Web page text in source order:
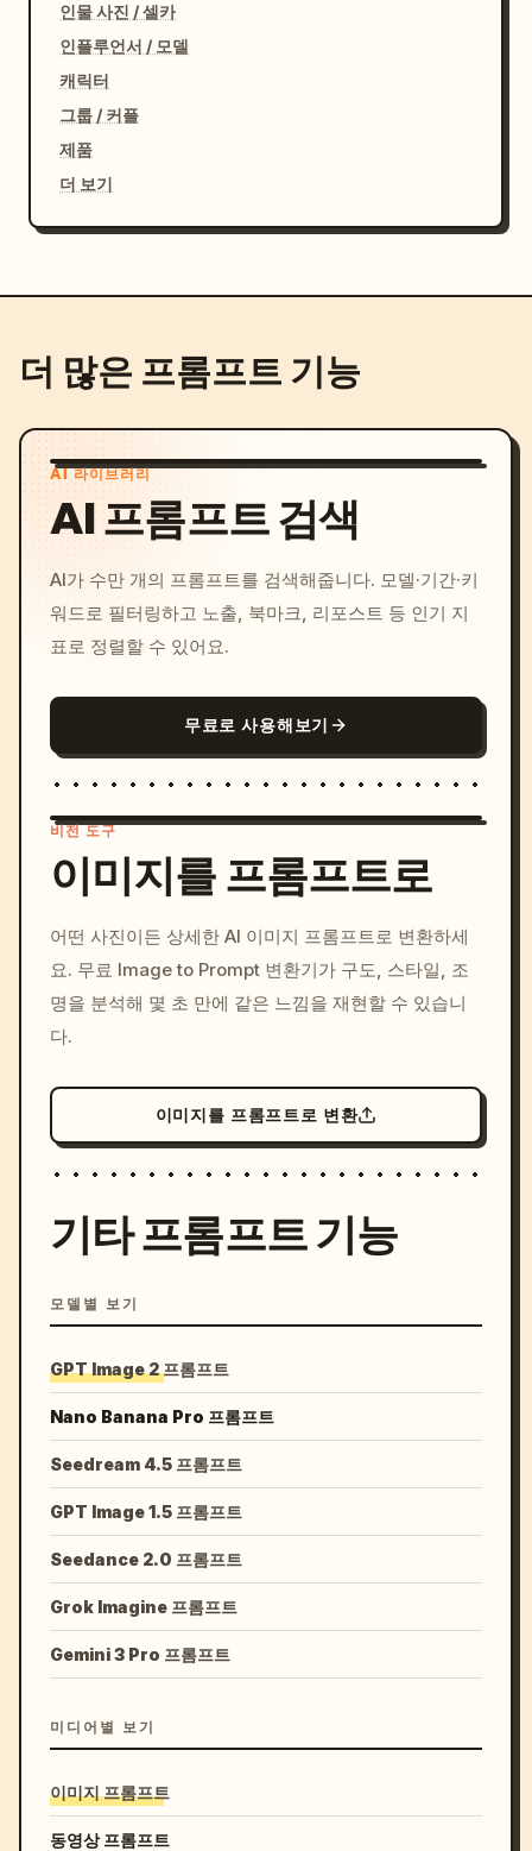
인물 사진 / 셀카
인플루언서 / 모델
캐릭터
그룹 / 커플
제품
더 보기
더 많은 프롬프트 기능
AI 라이브러리
AI 프롬프트 검색
AI가 수만 개의 프롬프트를 검색해줍니다. 모델·기간·키
워드로 필터링하고 노출, 북마크, 리포스트 등 인기 지
표로 정렬할 수 있어요.
무료로 사용해보기
c, cyberpunk sunset, neon
colors, 8k --v 6.0
비전 도구
이미지를 프롬프트로
어떤 사진이든 상세한 AI 이미지 프롬프트로 변환하세
요. 무료 Image to Prompt 변환기가 구도, 스타일, 조
명을 분석해 몇 초 만에 같은 느낌을 재현할 수 있습니
다.
이미지를 프롬프트로 변환
기타 프롬프트 기능
모델별 보기
GPT Image 2 프롬프트
Nano Banana Pro 프롬프트
Seedream 4.5 프롬프트
GPT Image 1.5 프롬프트
Seedance 2.0 프롬프트
Grok Imagine 프롬프트
Gemini 3 Pro 프롬프트
미디어별 보기
이미지 프롬프트
동영상 프롬프트